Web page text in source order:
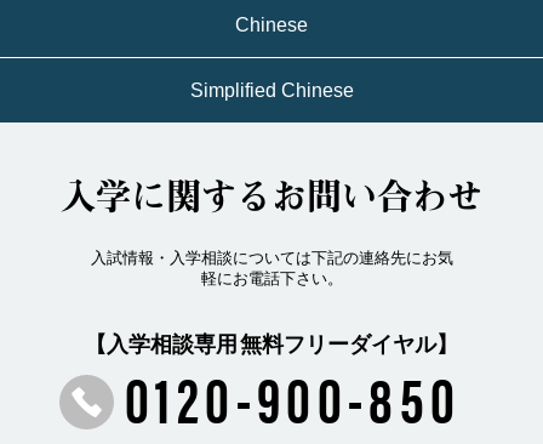
Chinese
Simplified Chinese
入学に関するお問い合わせ
入試情報・入学相談については下記の連絡先にお気
軽にお電話下さい。
0120-900-850
【入学相談専用 無料フリーダイヤル】